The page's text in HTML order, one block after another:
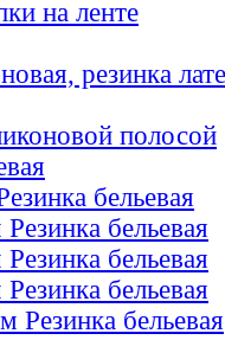
на ленте
резинка
полосой
бельевая
бельевая
бельевая
бельевая
Резинка бельевая